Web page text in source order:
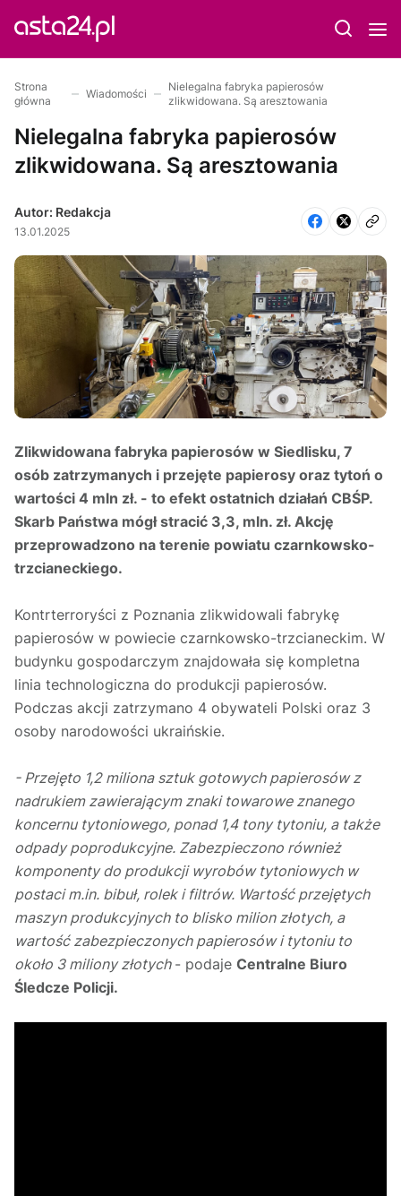
Strona
główna
Wiadomości
Nielegalna fabryka papierosów
zlikwidowana. Są aresztowania
Nielegalna fabryka papierosów
zlikwidowana. Są aresztowania
Autor: Redakcja
13.01.2025
Zlikwidowana fabryka papierosów w Siedlisku, 7
osób zatrzymanych i przejęte papierosy oraz tytoń o
wartości 4 mln zł. - to efekt ostatnich działań CBŚP.
Skarb Państwa mógł stracić 3,3, mln. zł. Akcję
przeprowadzono na terenie powiatu czarnkowsko-
trzcianeckiego.
Kontrterroryści z Poznania zlikwidowali fabrykę
papierosów w powiecie czarnkowsko-trzcianeckim. W
budynku gospodarczym znajdowała się kompletna
linia technologiczna do produkcji papierosów.
Podczas akcji zatrzymano 4 obywateli Polski oraz 3
osoby narodowości ukraińskie.
- Przejęto 1,2 miliona sztuk gotowych papierosów z
nadrukiem zawierającym znaki towarowe znanego
koncernu tytoniowego, ponad 1,4 tony tytoniu, a także
odpady poprodukcyjne. Zabezpieczono również
komponenty do produkcji wyrobów tytoniowych w
postaci m.in. bibuł, rolek i filtrów. Wartość przejętych
maszyn produkcyjnych to blisko milion złotych, a
wartość zabezpieczonych papierosów i tytoniu to
około 3 miliony złotych - podaje Centralne Biuro
Śledcze Policji.